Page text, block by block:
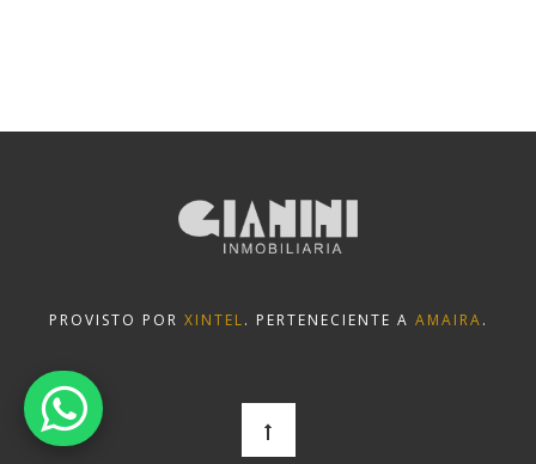
PROVISTO POR XINTEL. PERTENECIENTE A AMAIRA.